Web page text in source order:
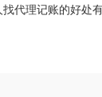
代理记账的好处